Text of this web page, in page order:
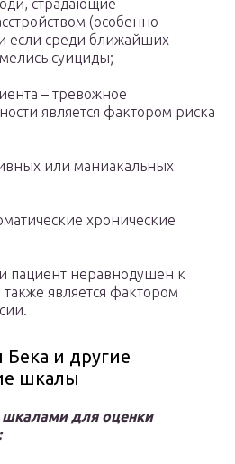
страдающие
(особенно
если среди ближайших
суициды;
– тревожное
является фактором риска
или маниакальных
хронические
пациент неравнодушен к
также является фактором
и другие
шкалы
для оценки